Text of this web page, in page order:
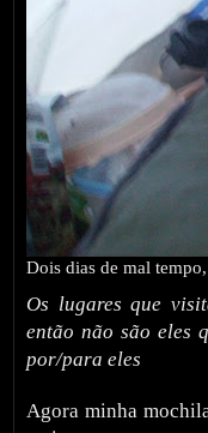
Dois dias de mal
Os lugares que
então não são eles
por/para eles
Agora minha